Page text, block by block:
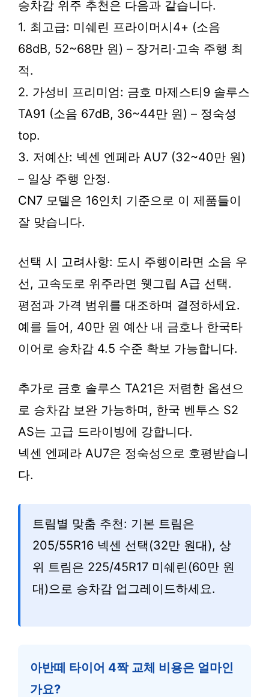
승차감 위주 추천은 다음과 같습니다.
1. 최고급: 미쉐린 프라이머시4+ (소음
68dB, 52~68만 원) – 장거리·고속 주행 최
적.
2. 가성비 프리미엄: 금호 마제스티9 솔루스
TA91 (소음 67dB, 36~44만 원) – 정숙성
top.
3. 저예산: 넥센 엔페라 AU7 (32~40만 원)
– 일상 주행 안정.
CN7 모델은 16인치 기준으로 이 제품들이
잘 맞습니다.
선택 시 고려사항: 도시 주행이라면 소음 우
선, 고속도로 위주라면 웻그립 A급 선택.
평점과 가격 범위를 대조하며 결정하세요.
예를 들어, 40만 원 예산 내 금호나 한국타
이어로 승차감 4.5 수준 확보 가능합니다.
추가로 금호 솔루스 TA21은 저렴한 옵션으
로 승차감 보완 가능하며, 한국 벤투스 S2
AS는 고급 드라이빙에 강합니다.
넥센 엔페라 AU7은 정숙성으로 호평받습니
다.
트림별 맞춤 추천: 기본 트림은
205/55R16 넥센 선택(32만 원대), 상
위 트림은 225/45R17 미쉐린(60만 원
대)으로 승차감 업그레이드하세요.
아반떼 타이어 4짝 교체 비용은 얼마인
가요?